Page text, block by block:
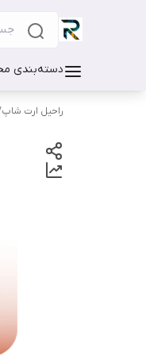
دسته‌بندی
راحیل ارت شاپ